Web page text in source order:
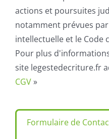
actions et poursuites
notamment prévues
intellectuelle et le Code
Pour plus
site legestedecriture.fr
CGV»
Formulaire de